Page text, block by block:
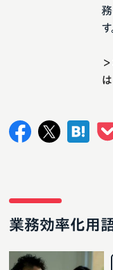
す
業務効率化用